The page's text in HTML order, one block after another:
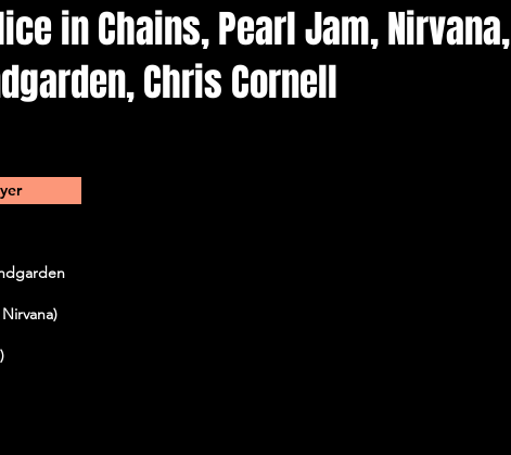
in Chains, Pearl Jam, Nirvana,
Chris Cornell